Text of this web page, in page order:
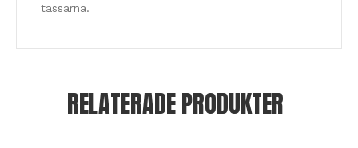
tassarna.
RELATERADE PRODUKTER